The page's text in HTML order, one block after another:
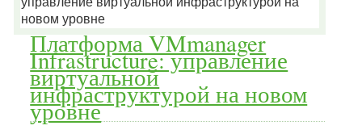
Платформа VMmanager
Infrastructure: управление
виртуальной
инфраструктурой на новом
уровне